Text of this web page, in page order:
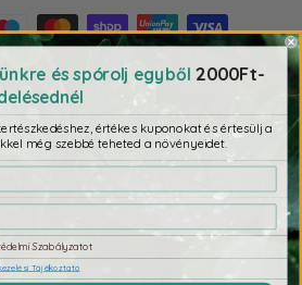
dolgozzuk fel. Nem tárolunk
nem férünk hozzá a bankkártya
ki
és spórolj egyből 2000Ft-
értékes kuponokat és értesülj a
még szebbé teheted a növényeidet.
Szabályzatot
Tájékoztató